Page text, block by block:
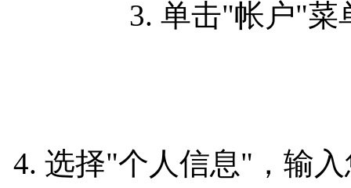
3. 单击"帐户"
4. 选择"个人信息"，输